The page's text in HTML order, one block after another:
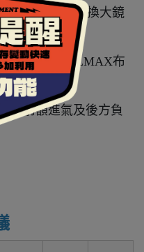
具即可自行更換大鏡
竹炭與COOLMAX布
爽乾燥。
為前額進氣及後方負